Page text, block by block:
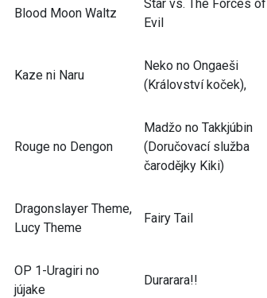
Blood Moon Waltz
Star vs. The Forces of
Evil
Kaze ni Naru
Neko no Ongaeši
(Království koček),
Rouge no Dengon
Madžo no Takkjúbin
(Doručovací služba
čarodějky Kiki)
Dragonslayer Theme,
Lucy Theme
Fairy Tail
OP 1-Uragiri no
jújake
Durarara!!